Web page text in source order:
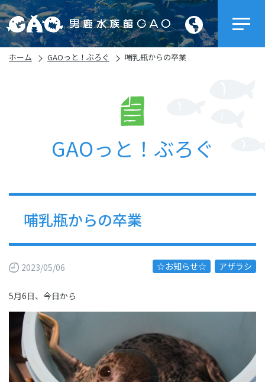
ホーム GAOっと！ぶろぐ 哺乳瓶からの卒業
GAOっと！ぶろぐ
哺乳瓶からの卒業
2023/05/06 ☆お知らせ☆ アザラシ
5月6日、今日から